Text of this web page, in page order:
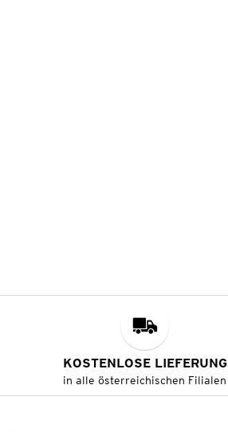
KOSTENLOSE LIEFERUNG
in alle österreichischen Filialen